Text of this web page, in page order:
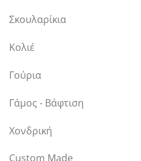
Σκουλαρίκια
Κολιέ
Γούρια
Γάμος - Βάφτιση
Χονδρική
Custom Made